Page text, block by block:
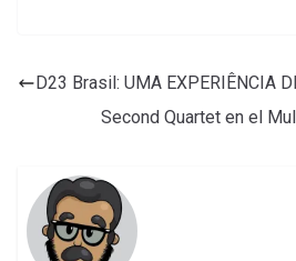
D23 Brasil: UMA EXPERIÊNCIA
Second Quartet en el